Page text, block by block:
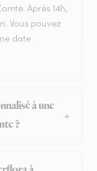
Après 14h,
Vous pouvez
date
à une
?